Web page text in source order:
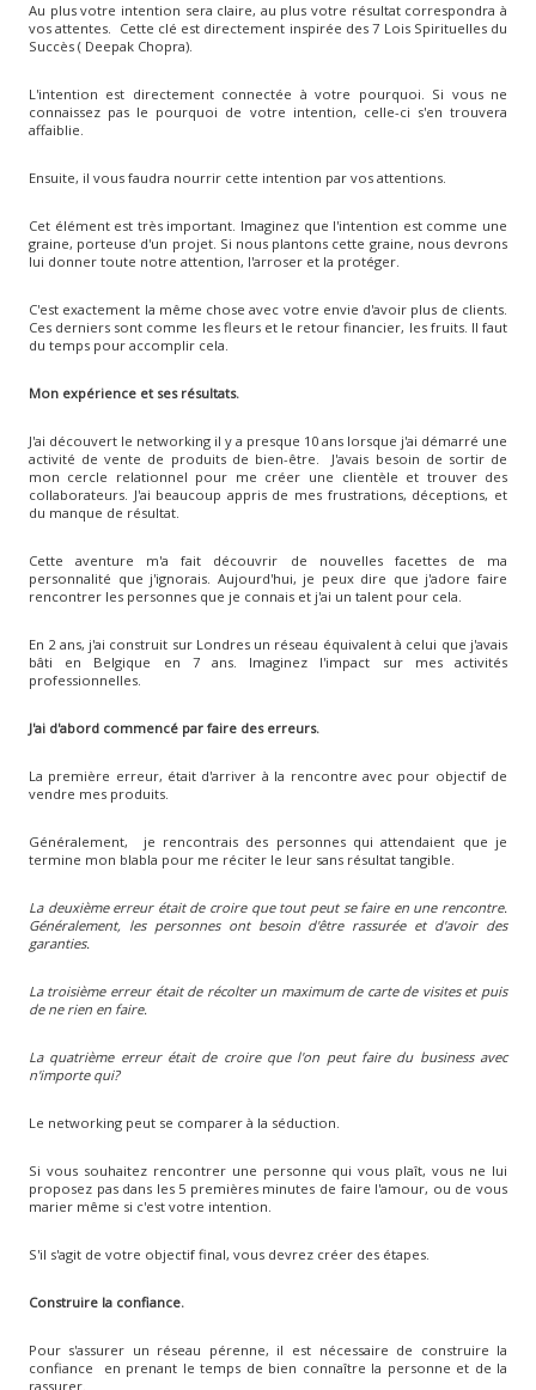
Au plus votre intention sera claire, au plus votre résultat correspondra à
vos attentes. Cette clé est directement inspirée des 7 Lois Spirituelles du
Succès ( Deepak Chopra).
L'intention est directement connectée à votre pourquoi. Si vous ne
connaissez pas le pourquoi de votre intention, celle-ci s'en trouvera
affaiblie.
Ensuite, il vous faudra nourrir cette intention par vos attentions.
Cet élément est très important. Imaginez que l'intention est comme une
graine, porteuse d'un projet. Si nous plantons cette graine, nous devrons
lui donner toute notre attention, l'arroser et la protéger.
C'est exactement la même chose avec votre envie d'avoir plus de clients.
Ces derniers sont comme les fleurs et le retour financier, les fruits. Il faut
du temps pour accomplir cela.
Mon expérience et ses résultats.
J'ai découvert le networking il y a presque 10 ans lorsque j'ai démarré une
activité de vente de produits de bien-être. J'avais besoin de sortir de
mon cercle relationnel pour me créer une clientèle et trouver des
collaborateurs. J'ai beaucoup appris de mes frustrations, déceptions, et
du manque de résultat.
Cette aventure m'a fait découvrir de nouvelles facettes de ma
personnalité que j'ignorais. Aujourd'hui, je peux dire que j'adore faire
rencontrer les personnes que je connais et j'ai un talent pour cela.
En 2 ans, j'ai construit sur Londres un réseau équivalent à celui que j'avais
bâti en Belgique en 7 ans. Imaginez l'impact sur mes activités
professionnelles.
J'ai d'abord commencé par faire des erreurs.
La première erreur, était d'arriver à la rencontre avec pour objectif de
vendre mes produits.
Généralement, je rencontrais des personnes qui attendaient que je
termine mon blabla pour me réciter le leur sans résultat tangible.
La deuxième erreurétait de croire que tout peut se faire en une rencontre.
Généralement, les personnes ont besoin d'être rassurée et d'avoir des
garanties.
La troisième erreurétait de récolter un maximum de carte de visites et puis
de ne rien en faire.
La quatrième erreur était de croire que l'on peut faire du business avec
n'importe qui?
Le networking peut se comparer à la séduction.
Si vous souhaitez rencontrer une personne qui vous plaît, vous ne lui
proposez pas dans les 5 premières minutes de faire l'amour, ou de vous
marier même si c'est votre intention.
S'il s'agit de votre objectif final, vous devrez créer des étapes.
Construire la confiance.
Pour s'assurer un réseau pérenne, il est nécessaire de construire la
confiance en prenant le temps de bien connaître la personne et de la
rassurer.